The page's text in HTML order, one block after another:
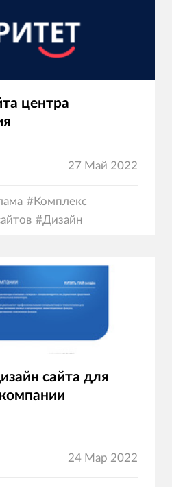
центра
27 Май 2022
#Комплекс
#Дизайн
сайта для
24 Мар 2022